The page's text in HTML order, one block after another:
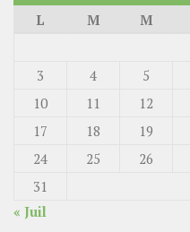
L
M M
3
4 5
10
11 12
17
18 19
24
25 26
31
« Juil